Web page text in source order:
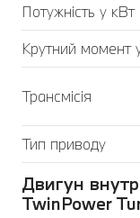
Потужність у кВт
Крутний момент
Трансмісія
Тип приводу
Двигун
TwinPower